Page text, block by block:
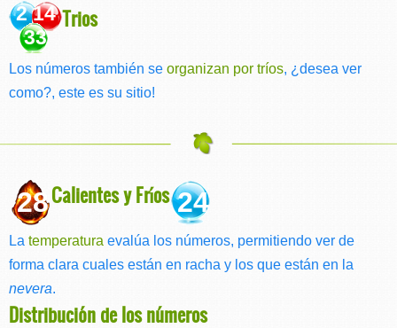
2 14
33
Trios
Los números también se organizan por tríos, ¿desea ver
como?, este es su sitio!
28Calientes y Fríos24
La temperatura evalúa los números, permitiendo ver de
forma clara cuales están en racha y los que están en la
nevera.
Distribución de los números